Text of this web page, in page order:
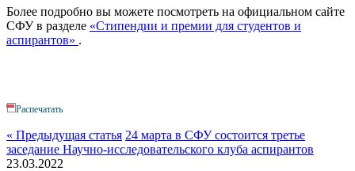
Более подробно вы можете посмотреть на официальном сайте
СФУ в разделе «Стипендии и премии для студентов и
аспирантов» .
Распечатать
« Предыдущая статья 24 марта в СФУ состоится третье
заседание Научно-исследовательского клуба аспирантов
23.03.2022